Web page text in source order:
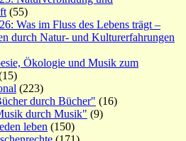
(55)
Was im Fluss des Lebens trägt –
durch Natur- und Kulturerfahrungen
Ökologie und Musik zum
(223)
durch Bücher" (16)
durch Musik" (9)
leben (150)